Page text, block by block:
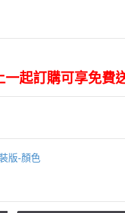
一起訂購可享免費
版-顏色